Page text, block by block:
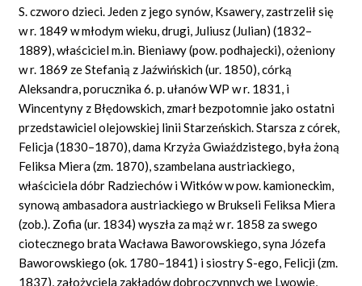
S. czworo dzieci. Jeden z jego synów, Ksawery, zastrzelił się
w r. 1849 w młodym wieku, drugi, Juliusz (Julian) (1832–
1889), właściciel m.in. Bieniawy (pow. podhajecki), ożeniony
w r. 1869 ze Stefanią z Jaźwińskich (ur. 1850), córką
Aleksandra, porucznika 6. p. ułanów WP w r. 1831, i
Wincentyny z Błędowskich, zmarł bezpotomnie jako ostatni
przedstawiciel olejowskiej linii Starzeńskich. Starsza z córek,
Felicja (1830–1870), dama Krzyża Gwiaździstego, była żoną
Feliksa Miera (zm. 1870), szambelana austriackiego,
właściciela dóbr Radziechów i Witków w pow. kamioneckim,
synową ambasadora austriackiego w Brukseli Feliksa Miera
(zob.). Zofia (ur. 1834) wyszła za mąż w r. 1858 za swego
ciotecznego brata Wacława Baworowskiego, syna Józefa
Baworowskiego (ok. 1780–1841) i siostry S-ego, Felicji (zm.
1837), założyciela zakładów dobroczynnych we Lwowie,